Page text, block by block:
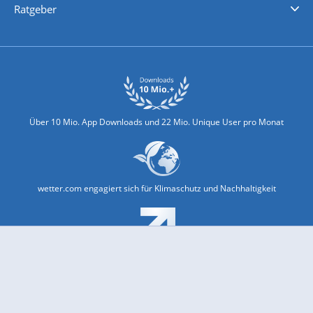
Ratgeber
Über 10 Mio. App Downloads und 22 Mio. Unique User pro Monat
wetter.com engagiert sich für Klimaschutz und Nachhaltigkeit